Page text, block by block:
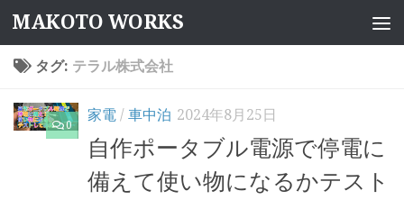
コンテンツへスキップ
MAKOTO WORKS
タグ: テラル株式会社
0
家電 / 車中泊 2024年8月25日
自作ポータブル電源で停電に
備えて使い物になるかテスト